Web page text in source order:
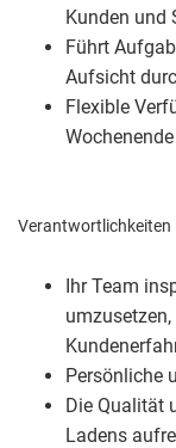
Kunden und
Führt
Aufsicht
Flexible
Verantwortlichkeiten
Ihr Team
Persönliche
Die Qualität
Ladens